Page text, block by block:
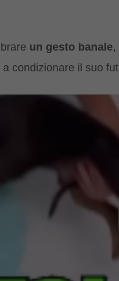
un gesto banale
condizionare il suo